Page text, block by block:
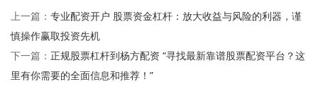
上一篇： 专业配资开户 股票资金杠杆：放大收益与风险的利器，谨
慎操作赢取投资先机
下一篇： 正规股票杠杆到杨方配资 “寻找最新靠谱股票配资平台？这
里有你需要的全面信息和推荐！”